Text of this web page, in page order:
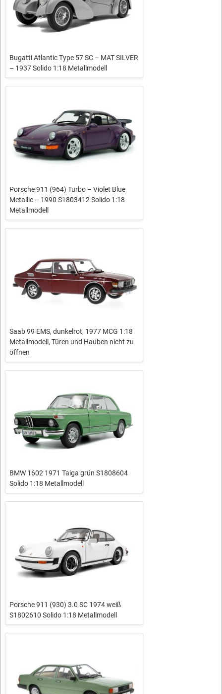
Bugatti Atlantic Type 57 SC – MAT SILVER
– 1937 Solido 1:18 Metallmodell
Porsche 911 (964) Turbo – Violet Blue
Metallic – 1990 S1803412 Solido 1:18
Metallmodell
Saab 99 EMS, dunkelrot, 1977 MCG 1:18
Metallmodell, Türen und Hauben nicht zu
öffnen
BMW 1602 1971 Taiga grün S1808604
Solido 1:18 Metallmodell
Porsche 911 (930) 3.0 SC 1974 weiß
S1802610 Solido 1:18 Metallmodell